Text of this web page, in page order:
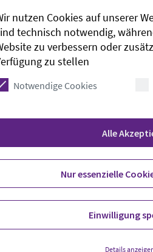
und Lektoren aus der
Annette-Christine Lenk in ihr
der Lektorinnen und Lektoren
der praktischen Ausübung
die gesamte Kirche zum
immer anhaltende heilige
sie den Ehrenamtlichen in ihrer
Zudem bedankte sie sich für
Hilgen segneten die
nutzen Cookies auf unserer
technisch notwendig,
zu verbessern oder
zu stellen
Notwendige Cookies
Alle
Nur essenzielle
Einwilligung
Details